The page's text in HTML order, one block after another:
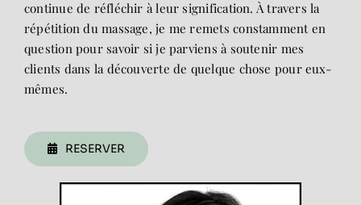
continue de réfléchir à leur signification. À travers la
répétition du massage, je me remets constamment en
question pour savoir si je parviens à soutenir mes
clients dans la découverte de quelque chose pour eux-
mêmes.
RESERVER